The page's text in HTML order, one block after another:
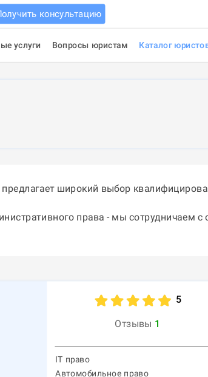
консультацию
услуги Вопросы юристам Каталог
широкий выбор
права - мы сотрудничаем
5
Отзывы 1
IT право
Автомобильное право